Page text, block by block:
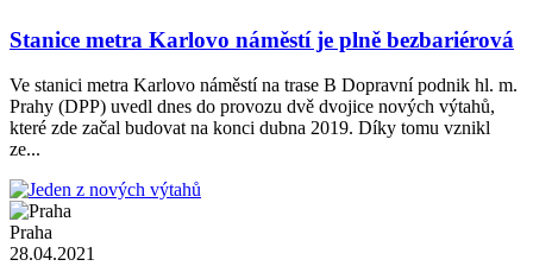
Stanice metra Karlovo náměstí je plně bezbariérová
Ve stanici metra Karlovo náměstí na trase B Dopravní podnik hl. m.
Prahy (DPP) uvedl dnes do provozu dvě dvojice nových výtahů,
které zde začal budovat na konci dubna 2019. Díky tomu vznikl
ze...
Praha
28.04.2021